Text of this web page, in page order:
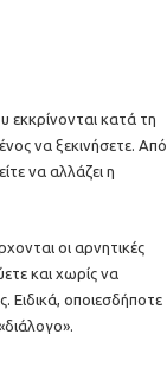
εκκρίνονται κατά τη
να ξεκινήσετε. Από
να αλλάζει η
οι αρνητικές
και χωρίς να
Ειδικά, οποιεσδήποτε